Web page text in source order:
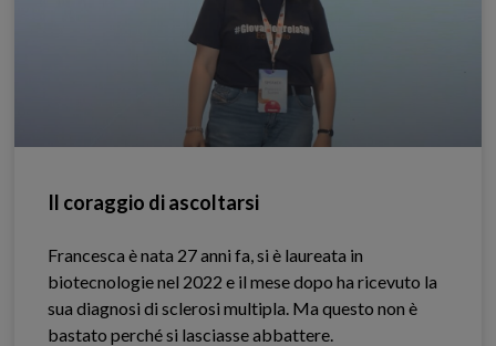
Il coraggio di ascoltarsi
Francesca è nata 27 anni fa, si è laureata in
biotecnologie nel 2022 e il mese dopo ha ricevuto la
sua diagnosi di sclerosi multipla. Ma questo non è
bastato perché si lasciasse abbattere.